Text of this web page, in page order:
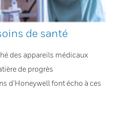
de santé
des appareils médicaux
de progrès
d’Honeywell font écho à ces